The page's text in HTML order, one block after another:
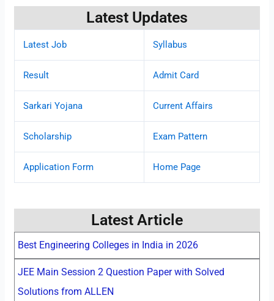
Latest Updates
Latest Job Syllabus
Result Admit Card
Sarkari Yojana Current Affairs
Scholarship Exam Pattern
Application Form Home Page
Latest Article
Best Engineering Colleges in India in 2026
JEE Main Session 2 Question Paper with Solved
Solutions from ALLEN